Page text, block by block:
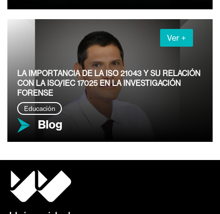
Ver +
LA IMPORTANCIA DE LA ISO 21043 Y SU RELACIÓN
CON LA ISO/IEC 17025 EN LA INVESTIGACIÓN
FORENSE
Educación
Blog